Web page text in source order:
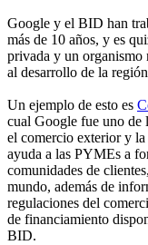
Google y el BID han
más de 10 años, y es
privada y un organismo
al desarrollo de la
Un ejemplo de esto es
cual Google fue uno de
el comercio exterior y
ayuda a las PYMEs a
comunidades de
mundo, además de
regulaciones del
de financiamiento
BID.